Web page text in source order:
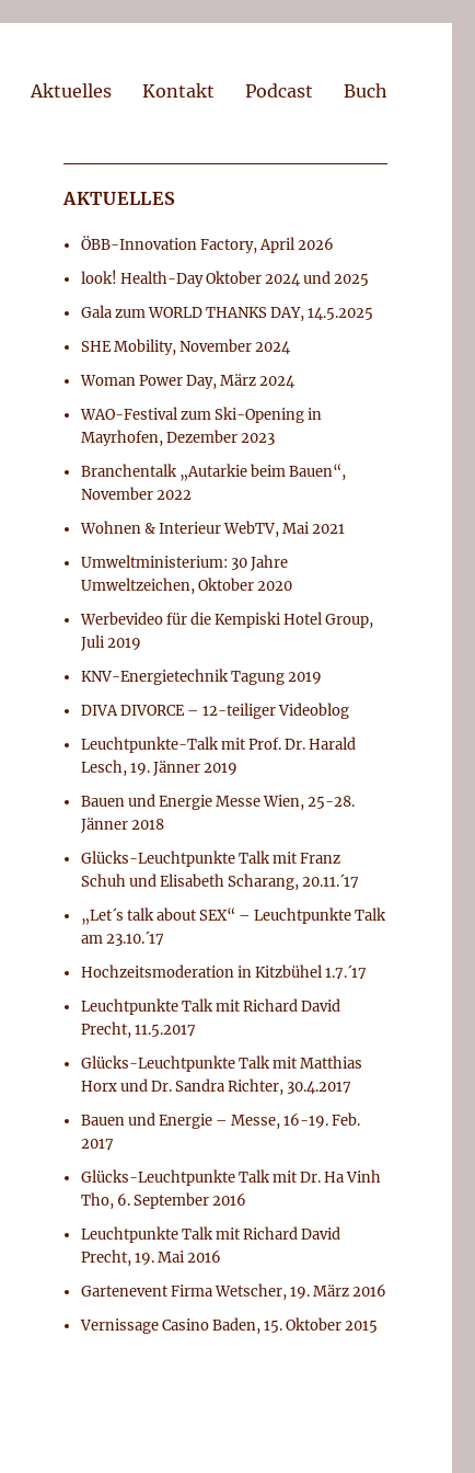
Aktuelles Kontakt Podcast Buch
AKTUELLES
ÖBB-Innovation Factory, April 2026
look! Health-Day Oktober 2024 und 2025
Gala zum WORLD THANKS DAY, 14.5.2025
SHE Mobility, November 2024
Woman Power Day, März 2024
WAO-Festival zum Ski-Opening in
Mayrhofen, Dezember 2023
Branchentalk „Autarkie beim Bauen“,
November 2022
Wohnen & Interieur WebTV, Mai 2021
Umweltministerium: 30 Jahre
Umweltzeichen, Oktober 2020
Werbevideo für die Kempiski Hotel Group,
Juli 2019
KNV-Energietechnik Tagung 2019
DIVA DIVORCE – 12-teiliger Videoblog
Leuchtpunkte-Talk mit Prof. Dr. Harald
Lesch, 19. Jänner 2019
Bauen und Energie Messe Wien, 25-28.
Jänner 2018
Glücks-Leuchtpunkte Talk mit Franz
Schuh und Elisabeth Scharang, 20.11.´17
„Let´s talk about SEX“ – Leuchtpunkte Talk
am 23.10.´17
Hochzeitsmoderation in Kitzbühel 1.7.´17
Leuchtpunkte Talk mit Richard David
Precht, 11.5.2017
Glücks-Leuchtpunkte Talk mit Matthias
Horx und Dr. Sandra Richter, 30.4.2017
Bauen und Energie – Messe, 16-19. Feb.
2017
Glücks-Leuchtpunkte Talk mit Dr. Ha Vinh
Tho, 6. September 2016
Leuchtpunkte Talk mit Richard David
Precht, 19. Mai 2016
Gartenevent Firma Wetscher, 19. März 2016
Vernissage Casino Baden, 15. Oktober 2015